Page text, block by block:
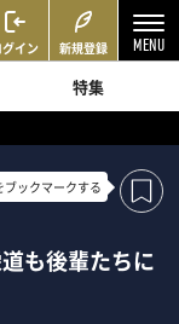
グイン 新規登録
特集
ブックマークする
も後輩たちに